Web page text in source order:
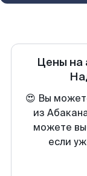
Цены на
😍 Вы
из
можете
если